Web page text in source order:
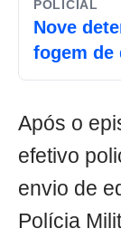
POLICIAL
Nove
fogem de
Após o
efetivo
envio de
Polícia